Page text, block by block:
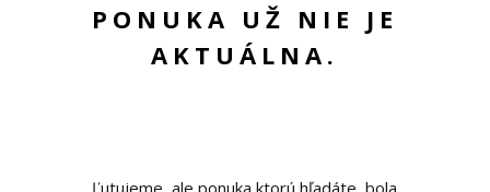
PONUKA UŽ NIE JE
AKTUÁLNA.
Ľutujeme, ale ponuka ktorú hľadáte, bola